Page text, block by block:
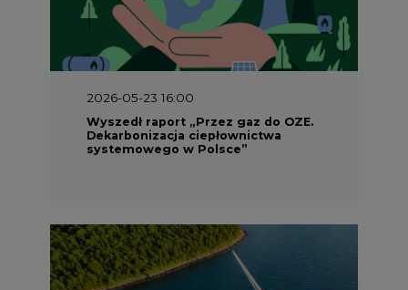
2026-05-23 16:00
Wyszedł raport „Przez gaz do OZE.
Dekarbonizacja ciepłownictwa
systemowego w Polsce”